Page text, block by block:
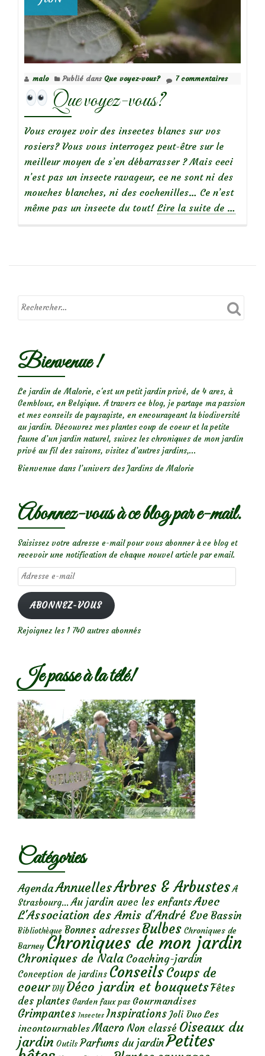
malo Publié dans Que voyez-vous? 7 commentaires
Que voyez-vous?
Vous croyez voir des insectes blancs sur vos
rosiers? Vous vous interrogez peut-être sur le
meilleur moyen de s’en débarrasser ? Mais ceci
n’est pas un insecte ravageur, ce ne sont ni des
mouches blanches, ni des cochenilles… Ce n’est
même pas un insecte du tout! Lire la suite de
Que
vous?
…
Bienvenue !
Le jardin de Malorie, c'est un petit jardin privé, de 4 ares, à
Gembloux, en Belgique. A travers ce blog, je partage ma passion
et mes conseils de paysagiste, en encourageant la biodiversité
au jardin. Découvrez mes plantes coup de coeur et la petite
faune d’un jardin naturel, suivez les chroniques de mon jardin
privé au fil des saisons, visitez d’autres jardins,...
Bienvenue dans l’univers des Jardins de Malorie
Abonnez-vous à ce blog par e-mail.
Saisissez votre adresse e-mail pour vous abonner à ce blog et
recevoir une notification de chaque nouvel article par email.
Adresse
e-
mail
ABONNEZ-VOUS
Rejoignez les 1 740 autres abonnés
Je passe à la télé!
Catégories
AgendaAnnuellesArbres & Arbustes A
Strasbourg... Au jardin avec les enfantsAvec
L'Association des Amis d'André Eve Bassin
Bibliothèque Bonnes adresses Bulbes Chroniques de
Barney Chroniques de mon jardin
Chroniques de Nala Coaching-jardin
Conception de jardins ConseilsCoups de
coeur DIY Déco jardin et bouquetsFêtes
des plantes Garden faux pas Gourmandises
Grimpantes Insectes Inspirations Joli Duo Les
incontournables Macro Non classé Oiseaux du
jardin Outils Parfums du jardinPetites